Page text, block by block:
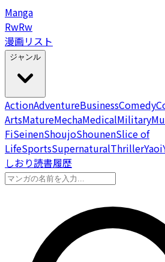
Manga
RwRw
漫画リスト
ジャンル
ActionAdventureBusinessComedy
ArtsMatureMechaMedicalMilitary
FiSeinenShoujoShounenSlice of
LifeSportsSupernaturalThrillerYaoi
しおり読書履歴